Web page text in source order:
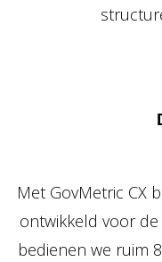
Met GovMetric CX
ontwikkeld voor
bedienen we ruim